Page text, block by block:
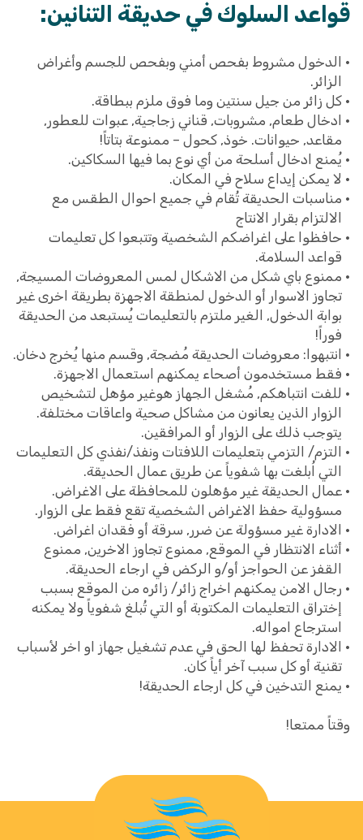
قواعد السلوك في حديقة التنانين:
الدخول مشروط بفحص أمني وبفحص للجسم وأغراض
الزائر.
كل زائر من جيل سنتين وما فوق ملزم ببطاقة.
ادخال طعام, مشروبات, قناني زجاجية, عبوات للعطور,
مقاعد, حيوانات. خوذ, كحول – ممنوعة بتاتاً!
يُمنع ادخال أسلحة من أي نوع بما فيها السكاكين.
لا يمكن إيداع سلاح في المكان.
مناسبات الحديقة تُقام في جميع احوال الطقس مع
الالتزام بقرار الانتاج
حافظوا على اغراضكم الشخصية وتتبعوا كل تعليمات
قواعد السلامة.
ممنوع باي شكل من الاشكال لمس المعروضات المسيجة,
تجاوز الاسوار أو الدخول لمنطقة الاجهزة بطريقة اخرى غير
بوابة الدخول, الغير ملتزم بالتعليمات يُستبعد من الحديقة
فوراً!
انتبهوا: معروضات الحديقة مُضجة, وقسم منها يُخرج دخان.
فقط مستخدمون أصحاء يمكنهم استعمال الاجهزة.
للفت انتباهكم, مُشغل الجهاز هوغير مؤهل لتشخيص
الزوار الذين يعانون من مشاكل صحية واعاقات مختلفة.
يتوجب ذلك على الزوار أو المرافقين.
التزم/ التزمي بتعليمات اللافتات ونفذ/نفذي كل التعليمات
التي اُبلغت بها شفوياً عن طريق عمال الحديقة.
عمال الحديقة غير مؤهلون للمحافظة على الاغراض.
مسؤولية حفظ الاغراض الشخصية تقع فقط على الزوار.
الادارة غير مسؤولة عن ضرر, سرقة أو فقدان اغراض.
أثناء الانتظار في الموقع, ممنوع تجاوز الاخرين, ممنوع
القفز عن الحواجز أو/و الركض في ارجاء الحديقة.
رجال الامن يمكنهم اخراج زائر/ زائره من الموقع بسبب
إختراق التعليمات المكتوبة أو التي تُبلغ شفوياً ولا يمكنه
استرجاع امواله.
الادارة تحفظ لها الحق في عدم تشغيل جهاز او اخر لأسباب
تقنية أو كل سبب آخر أياً كان.
يمنع التدخين في كل ارجاء الحديقة!
وقتاً ممتعا!